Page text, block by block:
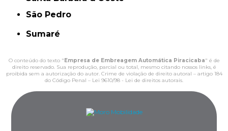
São Pedro
Sumaré
O conteúdo do texto "Empresa de Embreagem Automática Piracicaba" é de
direito reservado. Sua reprodução, parcial ou total, mesmo citando nossos links, é
proibida sem a autorização do autor. Crime de violação de direito autoral – artigo 184
do Código Penal – Lei 9610/98 - Lei de direitos autorais.